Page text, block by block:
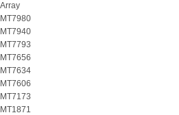
Array
MT7980
MT7940
MT7793
MT7656
MT7634
MT7606
MT7173
MT1871